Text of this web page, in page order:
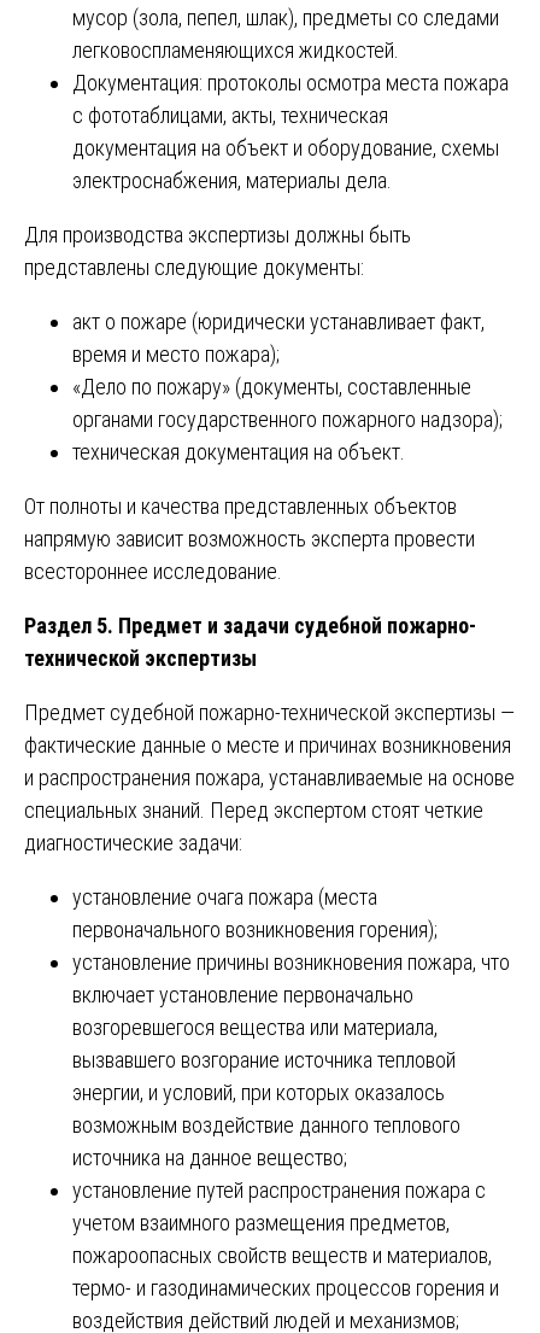
мусор (зола, пепел, шлак), предметы со следами
легковоспламеняющихся жидкостей.
Документация: протоколы осмотра места пожара
с фототаблицами, акты, техническая
документация на объект и оборудование, схемы
электроснабжения, материалы дела.
Для производства экспертизы должны быть
представлены следующие документы:
акт о пожаре (юридически устанавливает факт,
время и место пожара);
«Дело по пожару» (документы, составленные
органами государственного пожарного надзора);
техническая документация на объект.
От полноты и качества представленных объектов
напрямую зависит возможность эксперта провести
всестороннее исследование.
Раздел 5. Предмет и задачи судебной пожарно-
технической экспертизы
Предмет судебной пожарно-технической экспертизы —
фактические данные о месте и причинах возникновения
и распространения пожара, устанавливаемые на основе
специальных знаний. Перед экспертом стоят четкие
диагностические задачи:
установление очага пожара (места
первоначального возникновения горения);
установление причины возникновения пожара, что
включает установление первоначально
возгоревшегося вещества или материала,
вызвавшего возгорание источника тепловой
энергии, и условий, при которых оказалось
возможным воздействие данного теплового
источника на данное вещество;
установление путей распространения пожара с
учетом взаимного размещения предметов,
пожароопасных свойств веществ и материалов,
термо- и газодинамических процессов горения и
воздействия действий людей и механизмов;